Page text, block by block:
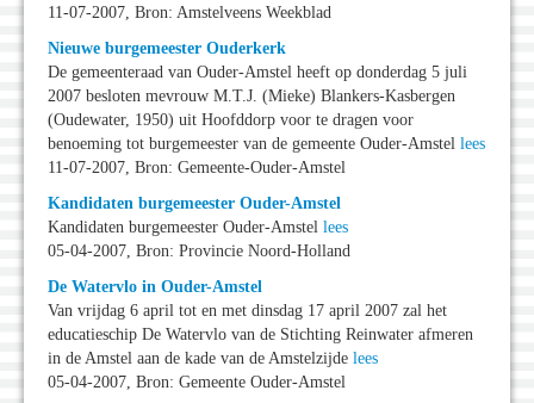
11-07-2007, Bron: Amstelveens Weekblad
Nieuwe burgemeester Ouderkerk
De gemeenteraad van Ouder-Amstel heeft op donderdag 5 juli
2007 besloten mevrouw M.T.J. (Mieke) Blankers-Kasbergen
(Oudewater, 1950) uit Hoofddorp voor te dragen voor
benoeming tot burgemeester van de gemeente Ouder-Amstel lees
11-07-2007, Bron: Gemeente-Ouder-Amstel
Kandidaten burgemeester Ouder-Amstel
Kandidaten burgemeester Ouder-Amstel lees
05-04-2007, Bron: Provincie Noord-Holland
De Watervlo in Ouder-Amstel
Van vrijdag 6 april tot en met dinsdag 17 april 2007 zal het
educatieschip De Watervlo van de Stichting Reinwater afmeren
in de Amstel aan de kade van de Amstelzijde lees
05-04-2007, Bron: Gemeente Ouder-Amstel